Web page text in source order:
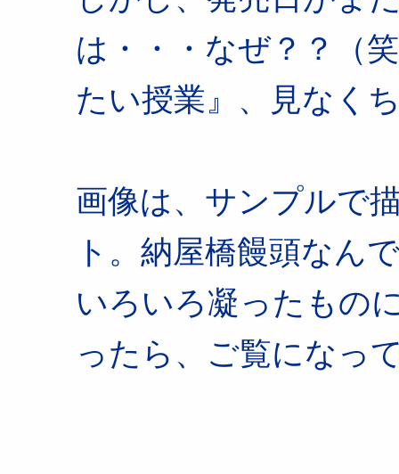
は・・・なぜ？？（
たい授業』、見なく
画像は、サンプルで
ト。納屋橋饅頭なん
いろいろ凝ったもの
ったら、ご覧になっ